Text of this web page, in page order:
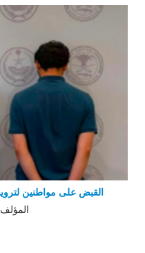
القبض على مواطنين